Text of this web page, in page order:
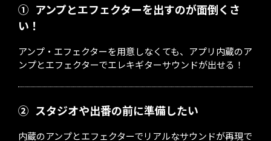
① アンプとエフェクターを出すのが面倒くさ
い！
アンプ・エフェクターを用意しなくても、アプリ内蔵のア
ンプとエフェクターでエレキギターサウンドが出せる！
② スタジオや出番の前に準備したい
内蔵のアンプとエフェクターでリアルなサウンドが再現で